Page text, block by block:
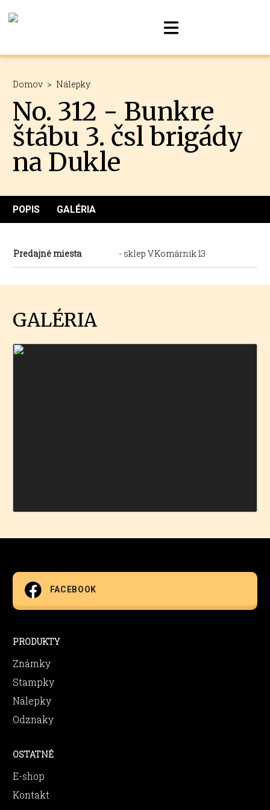
Domov > Nálepky
No. 312 - Bunkre
štábu 3. čsl brigády
na Dukle
POPIS GALÉRIA
Predajné miesta - sklep V.Komárnik 13
GALÉRIA
FACEBOOK
PRODUKTY
Známky
Stampky
Nálepky
Odznaky
OSTATNÉ
E-shop
Kontakt